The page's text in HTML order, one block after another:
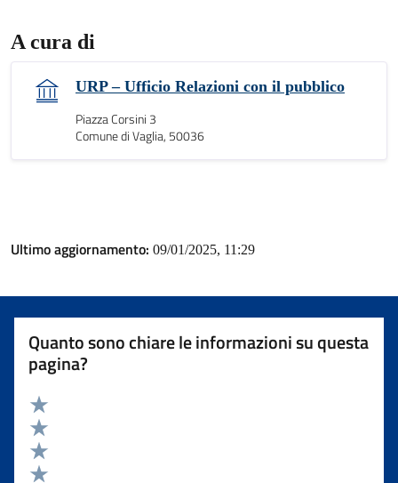
A cura di
URP – Ufficio Relazioni con il pubblico
Piazza Corsini 3
Comune di Vaglia, 50036
Ultimo aggiornamento: 09/01/2025, 11:29
Quanto sono chiare le informazioni su questa
pagina?
Valuta 5 stelle su 5
Valuta 4 stelle su 5
Valuta 3 stelle su 5